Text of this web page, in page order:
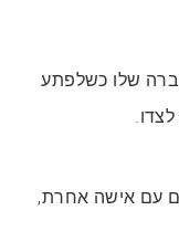
שלו כשלפתע
עם אישה אחרת,